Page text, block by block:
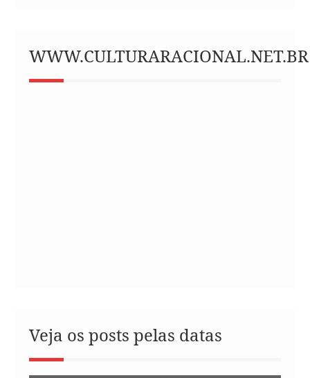
WWW.CULTURARACIONAL.NET.BR
Veja os posts pelas datas